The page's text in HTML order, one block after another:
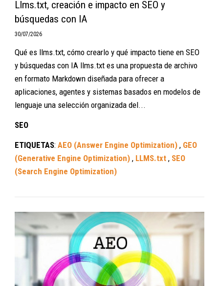
Llms.txt, creación e impacto en SEO y
búsquedas con IA
30/07/2026
Qué es llms.txt, cómo crearlo y qué impacto tiene en SEO
y búsquedas con IA llms.txt es una propuesta de archivo
en formato Markdown diseñada para ofrecer a
aplicaciones, agentes y sistemas basados en modelos de
lenguaje una selección organizada del...
SEO
ETIQUETAS: AEO (Answer Engine Optimization) , GEO
(Generative Engine Optimization) , LLMS.txt , SEO
(Search Engine Optimization)